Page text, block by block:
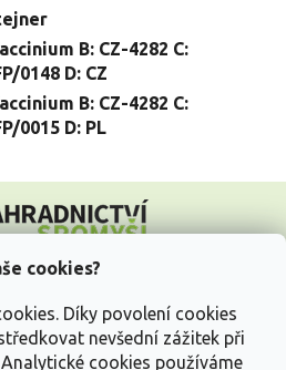
cookies?
Díky povolení cookies
nevšední zážitek při
cookies používáme
B: CZ-4282 C:
0148 D: CZ
B: CZ-4282 C:
0015 D: PL